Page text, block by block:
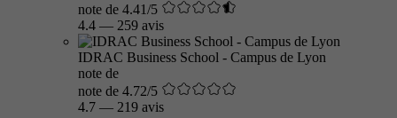
note de 4.41/5
4.4 — 259 avis
IDRAC Business School - Campus de Lyon
note de
note de 4.72/5
4.7 — 219 avis